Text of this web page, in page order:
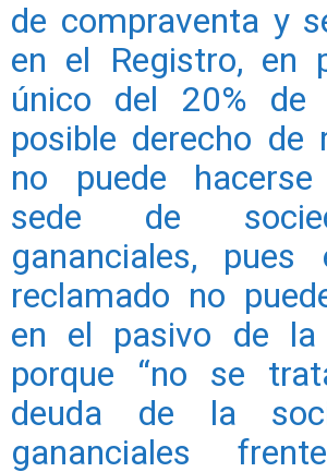
de compraventa y
en el Registro, en
único del 20% de
posible derecho de
no puede
sede de
gananciales, pues
reclamado no
en el pasivo de la
porque “no se
deuda de la
gananciales